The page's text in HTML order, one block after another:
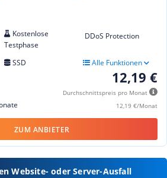
Kostenlose
Testphase
DDoS Protection
SSD Alle Funktionen
12,19 €
Durchschnittspreis pro Monat
12,19 €/Monat
ZUM ANBIETER
Website- oder Server-Ausfall